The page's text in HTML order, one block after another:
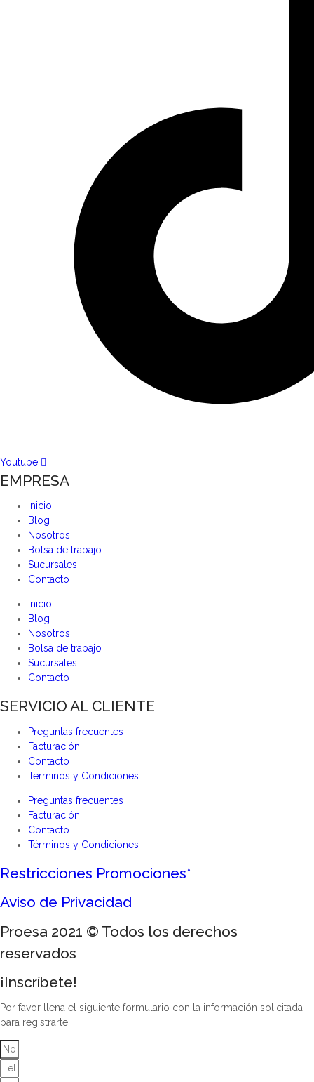
Youtube
EMPRESA
Inicio
Blog
Nosotros
Bolsa de trabajo
Sucursales
Contacto
Inicio
Blog
Nosotros
Bolsa de trabajo
Sucursales
Contacto
SERVICIO AL CLIENTE
Preguntas frecuentes
Facturación
Contacto
Términos y Condiciones
Preguntas frecuentes
Facturación
Contacto
Términos y Condiciones
Restricciones Promociones*
Aviso de Privacidad
Proesa 2021 © Todos los derechos
reservados
¡Inscríbete!
Por favor llena el siguiente formulario con la información solicitada
para registrarte.